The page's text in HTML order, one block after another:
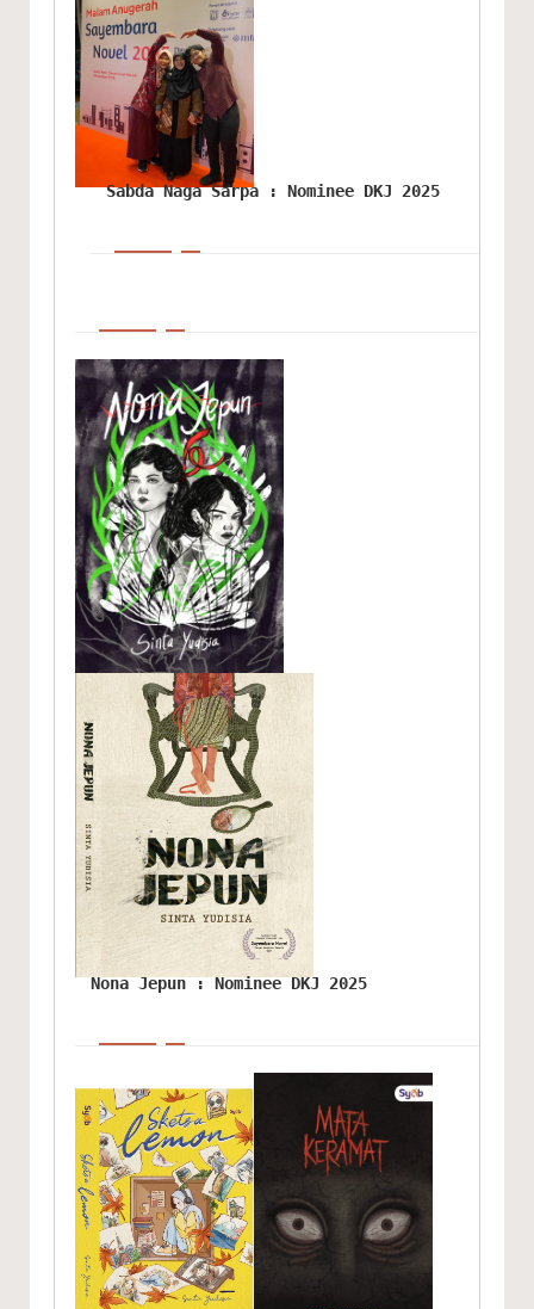
Sabda Naga Sarpa : Nominee DKJ 2025
Nona Jepun : Nominee DKJ 2025